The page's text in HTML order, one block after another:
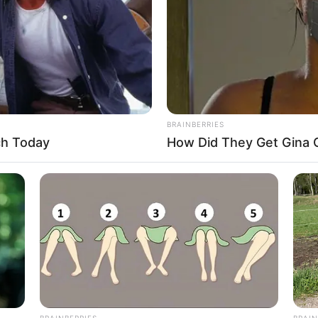
Today
BRAINBERRIES
How Did They Get Gina